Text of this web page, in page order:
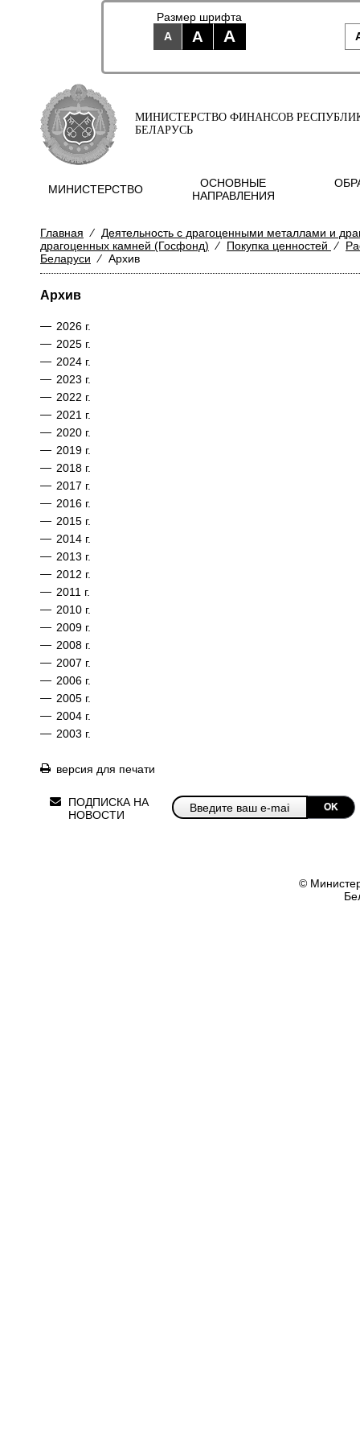
Размер шрифта
A
A A
МИНИСТЕРСТВО ФИНАНСОВ
БЕЛАРУСЬ
МИНИСТЕРСТВО
ОСНОВНЫЕ
НАПРАВЛЕНИЯ
Главная ⁄
Деятельность с драгоценными металлами и
драгоценных камней (Госфонд)
⁄ Покупка ценностей ⁄
Беларуси
⁄ Архив
Архив
— 2026 г.
— 2025 г.
— 2024 г.
— 2023 г.
— 2022 г.
— 2021 г.
— 2020 г.
— 2019 г.
— 2018 г.
— 2017 г.
— 2016 г.
— 2015 г.
— 2014 г.
— 2013 г.
— 2012 г.
— 2011 г.
— 2010 г.
— 2009 г.
— 2008 г.
— 2007 г.
— 2006 г.
— 2005 г.
— 2004 г.
— 2003 г.
версия для печати
ПОДПИСКА НА
НОВОСТИ
OK
©